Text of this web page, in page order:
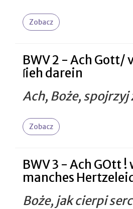
Zobacz
BWV 2 - Ach Gott/
ſieh darein
Ach, Boże, spojrzyj
Zobacz
BWV 3 - Ach GOtt !
manches Hertzeleid
Boże, jak cierpi